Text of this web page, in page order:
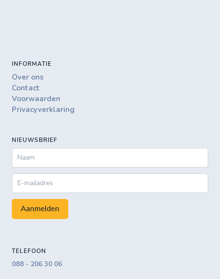
INFORMATIE
Over ons
Contact
Voorwaarden
Privacyverklaring
NIEUWSBRIEF
Aanmelden
TELEFOON
088 - 206 30 06